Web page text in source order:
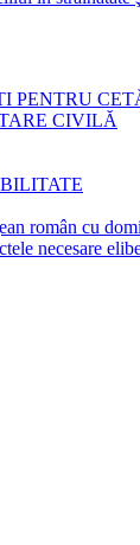
CIVILĂ
român cu
necesare